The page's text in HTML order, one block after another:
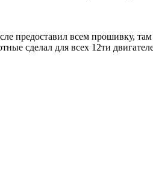
предоставил всем прошивку,
сделал для всех 12ти